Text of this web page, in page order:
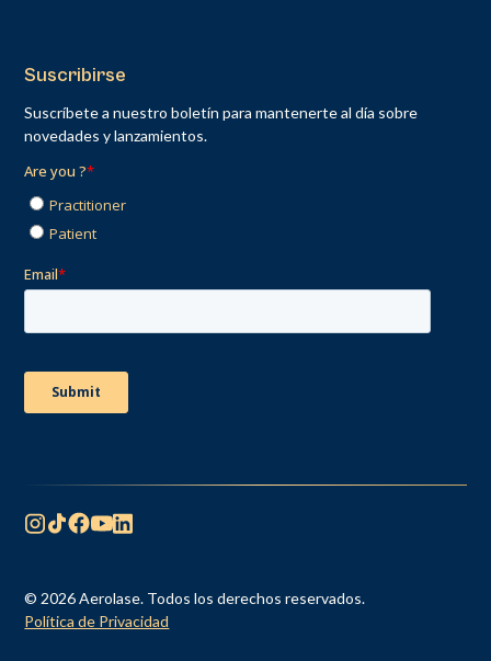
Suscribirse
Suscríbete a nuestro boletín para mantenerte al día sobre
novedades y lanzamientos.
© 2026 Aerolase. Todos los derechos reservados.
Política de Privacidad